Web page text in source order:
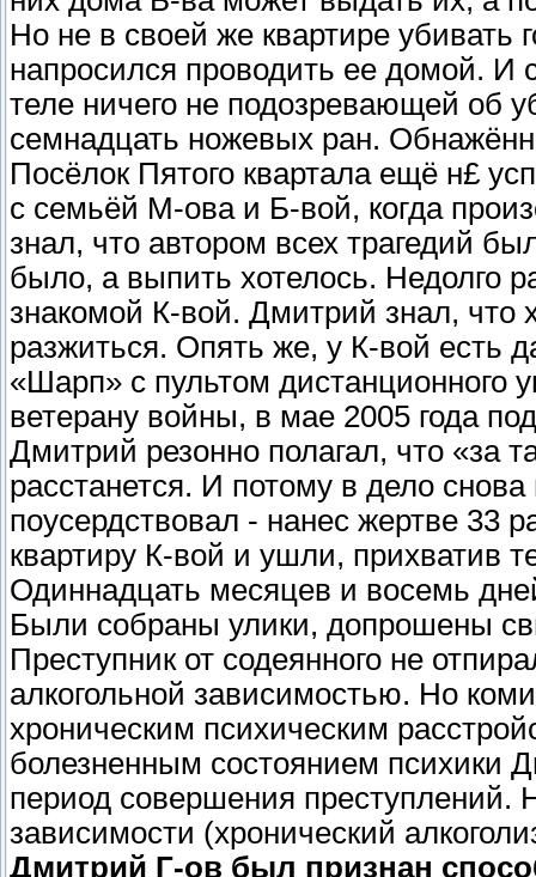
Но не в своей же квартире
напросился проводить ее домой.
теле ничего не подозревающей об
семнадцать ножевых ран.
Посёлок Пятого квартала ещё н£
с семьёй М-ова и Б-вой, когда
знал, что автором всех трагедий
было, а выпить хотелось. Недолго
знакомой К-вой. Дмитрий знал, что
разжиться. Опять же, у К-вой есть
«Шарп» с пультом дистанционного
ветерану войны, в мае 2005 года
Дмитрий резонно полагал, что «за
расстанется. И потому в дело
поусердствовал - нанес жертве 33
квартиру К-вой и ушли, прихватив
Одиннадцать месяцев и восемь
Были собраны улики, допрошены
Преступник от содеянного не
алкогольной зависимостью. Но
хроническим психическим
болезненным состоянием психики
период совершения преступлений.
зависимости (хронический
Дмитрий Г-ов был признан